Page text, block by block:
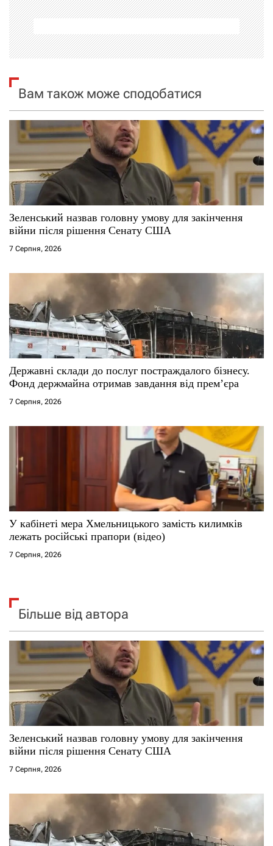
ц
і
а
п
и
с
і
в
Вам також може сподобатися
Зеленський назвав головну умову для закінчення
війни після рішення Сенату США
7 Серпня, 2026
Державні склади до послуг постраждалого бізнесу.
Фонд держмайна отримав завдання від прем’єра
7 Серпня, 2026
У кабінеті мера Хмельницького замість килимків
лежать російські прапори (відео)
7 Серпня, 2026
Більше від автора
Зеленський назвав головну умову для закінчення
війни після рішення Сенату США
7 Серпня, 2026